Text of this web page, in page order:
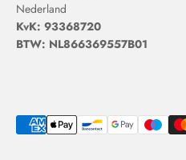
Nederland
KvK: 93368720
BTW: NL866369557B01